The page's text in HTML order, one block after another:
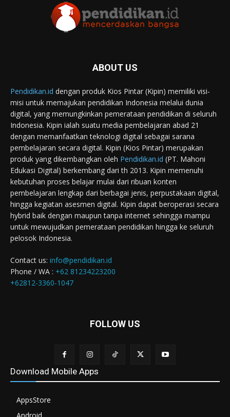
ABOUT US
Pendidikan.id dengan produk Kios Pintar (Kipin) memiliki visi-
misi untuk memajukan pendidikan Indonesia melalui dunia
digital, yang memungkinkan pemerataan pendidikan di seluruh
Indonesia. Kipin ialah suatu media pembelajaran abad 21
dengan memanfaatkan teknologi digital sebagai sarana
pembelajaran secara digital. Kipin (Kios Pintar) merupakan
produk yang dikembangkan oleh Pendidikan.id (PT. Mahoni
Edukasi Digital) berkembang dari th 2013. Kipin memenuhi
kebutuhan proses belajar mulai dari ribuan konten
pembelajaran lengkap dari berbagai jenis, perpustakaan digital,
hingga kegiatan asesmen digital. Kipin dapat beroperasi secara
hybrid baik dengan maupun tanpa internet sehingga mampu
untuk mewujudkan pemerataan pendidikan hingga ke seluruh
pelosok Indonesia.
Contact us: info@pendidikan.id
Phone / WA : +62 81234223200
+62812-3360-1047
FOLLOW US
Download Mobile Apps
AppsStore